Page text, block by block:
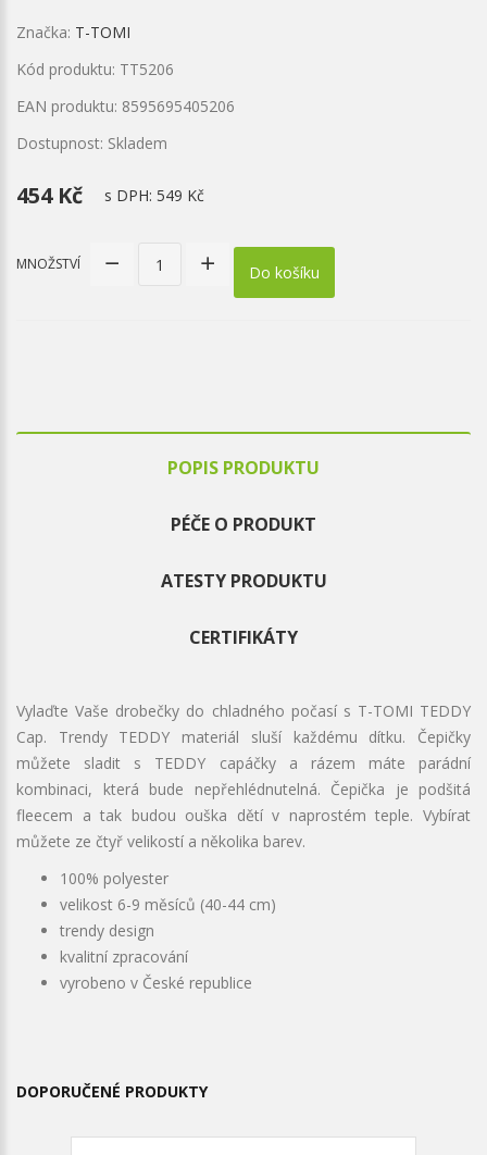
Značka: T-TOMI
Kód produktu: TT5206
EAN produktu: 8595695405206
Dostupnost: Skladem
454 Kč s DPH: 549 Kč
MNOŽSTVÍ Do košíku
POPIS PRODUKTU
PÉČE O PRODUKT
ATESTY PRODUKTU
CERTIFIKÁTY
Vylaďte Vaše drobečky do chladného počasí s T-TOMI TEDDY
Cap. Trendy TEDDY materiál sluší každému dítku. Čepičky
můžete sladit s TEDDY capáčky a rázem máte parádní
kombinaci, která bude nepřehlédnutelná. Čepička je podšitá
fleecem a tak budou ouška dětí v naprostém teple. Vybírat
můžete ze čtyř velikostí a několika barev.
100% polyester
velikost 6-9 měsíců (40-44 cm)
trendy design
kvalitní zpracování
vyrobeno v České republice
DOPORUČENÉ PRODUKTY